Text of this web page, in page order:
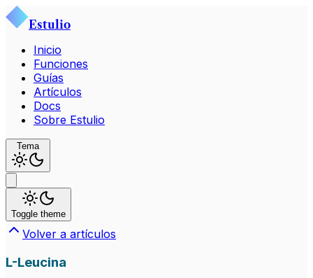
Estulio
Inicio
Funciones
Guías
Artículos
Docs
Sobre Estulio
Tema
Toggle theme
Volver a artículos
L-Leucina